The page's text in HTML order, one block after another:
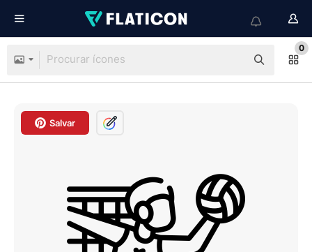
0
Salvar